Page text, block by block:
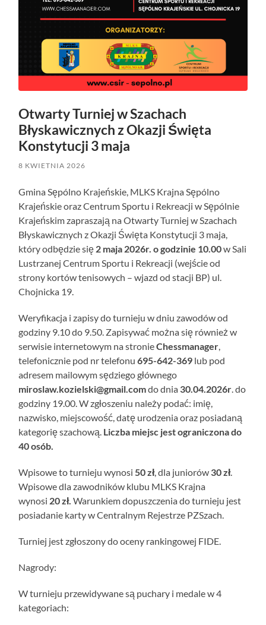
Otwarty Turniej w Szachach
Błyskawicznych z Okazji Święta
Konstytucji 3 maja
8 KWIETNIA 2026
Gmina Sępólno Krajeńskie, MLKS Krajna Sępólno
Krajeńskie oraz Centrum Sportu i Rekreacji w Sępólnie
Krajeńskim zapraszają na Otwarty Turniej w Szachach
Błyskawicznych z Okazji Święta Konstytucji 3 maja,
który odbędzie się 2 maja 2026r. o godzinie 10.00w Sali
Lustrzanej Centrum Sportu i Rekreacji (wejście od
strony kortów tenisowych – wjazd od stacji BP) ul.
Chojnicka 19.
Weryfikacja i zapisy do turnieju w dniu zawodów od
godziny 9.10 do 9.50. Zapisywać można się również w
serwisie internetowym na stronieChessmanager,
telefonicznie pod nr telefonu695-642-369 lub pod
adresem mailowym sędziego głównego
miroslaw.kozielski@gmail.comdo dnia 30.04.2026r. do
godziny 19.00. W zgłoszeniu należy podać: imię,
nazwisko, miejscowość, datę urodzenia oraz posiadaną
kategorię szachową. Liczba miejsc jest ograniczona do
40 osób.
Wpisowe to turnieju wynosi50 zł, dla juniorów 30 zł.
Wpisowe dla zawodników klubu MLKS Krajna
wynosi 20 zł.Warunkiem dopuszczenia do turnieju jest
posiadanie karty w Centralnym Rejestrze PZSzach.
Turniej jest zgłoszony do oceny rankingowej FIDE.
Nagrody:
W turnieju przewidywane są puchary i medale w 4
kategoriach: